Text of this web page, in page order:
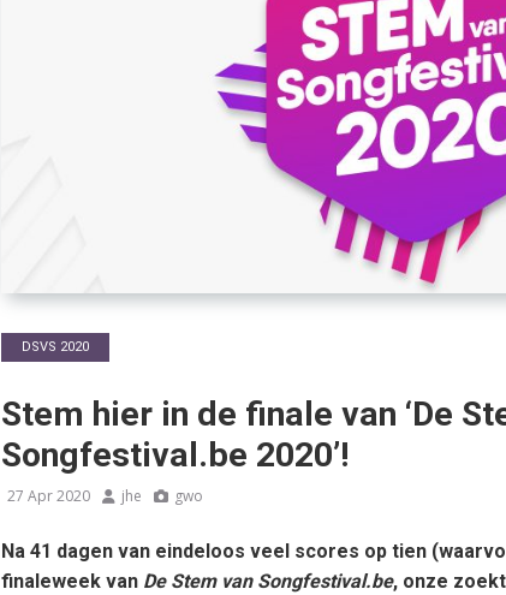
DSVS 2020
Stem hier in de finale van ‘De
Songfestival.be 2020’!
27 Apr 2020 jhe gwo
Na 41 dagen van eindeloos veel scores op tien
finaleweek van De Stem van Songfestival.be, onze